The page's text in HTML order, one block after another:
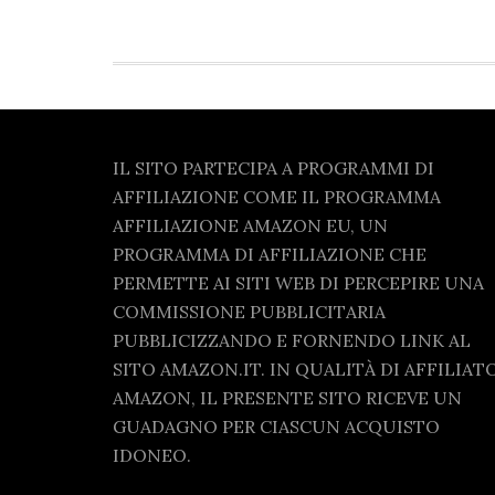
IL SITO PARTECIPA A PROGRAMMI DI
AFFILIAZIONE COME IL PROGRAMMA
AFFILIAZIONE AMAZON EU, UN
PROGRAMMA DI AFFILIAZIONE CHE
PERMETTE AI SITI WEB DI PERCEPIRE UNA
COMMISSIONE PUBBLICITARIA
PUBBLICIZZANDO E FORNENDO LINK AL
SITO AMAZON.IT. IN QUALITÀ DI
AMAZON, IL PRESENTE SITO RICEVE UN
GUADAGNO PER CIASCUN ACQUISTO
IDONEO.